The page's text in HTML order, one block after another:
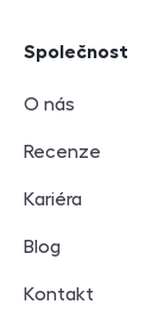
Společnost
O nás
Recenze
Kariéra
Blog
Kontakt